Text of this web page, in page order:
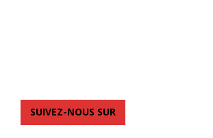
SUIVEZ-NOUS SUR